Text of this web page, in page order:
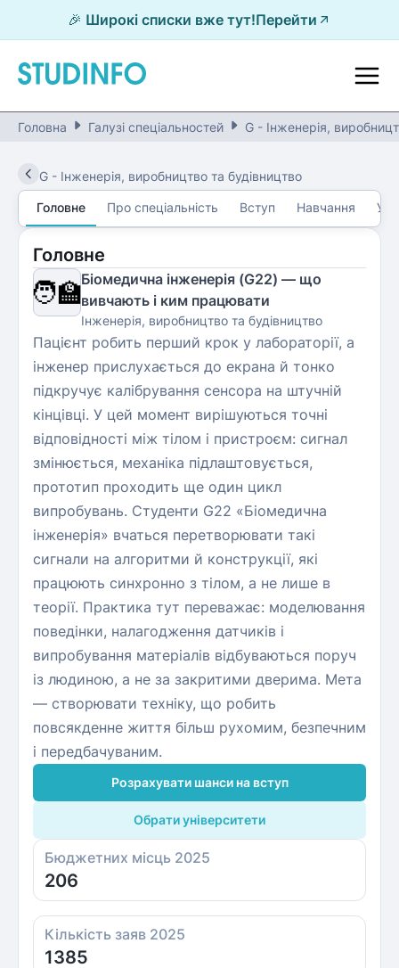
🎉 Широкі списки вже тут!Перейти
Головна Галузі спеціальностей G - Інженерія,
G - Інженерія, виробництво та будівництво
Головне Про спеціальність Вступ Навчання
Головне
🧑‍🏫Біомедична інженерія (G22) — що
вивчають і ким працювати
Інженерія, виробництво та будівництво
Пацієнт робить перший крок у лабораторії, а
інженер прислухається до екрана й тонко
підкручує калібрування сенсора на штучній
кінцівці. У цей момент вирішуються точні
відповідності між тілом і пристроєм: сигнал
змінюється, механіка підлаштовується,
прототип проходить ще один цикл
випробувань. Студенти G22 «Біомедична
інженерія» вчаться перетворювати такі
сигнали на алгоритми й конструкції, які
працюють синхронно з тілом, а не лише в
теорії. Практика тут переважає: моделювання
поведінки, налагодження датчиків і
випробування матеріалів відбуваються поруч
із людиною, а не за закритими дверима. Мета
— створювати техніку, що робить
повсякденне життя більш рухомим, безпечним
і передбачуваним.
Розрахувати шанси на вступ
Обрати університети
Бюджетних місць 2025
206
Кількість заяв 2025
1385